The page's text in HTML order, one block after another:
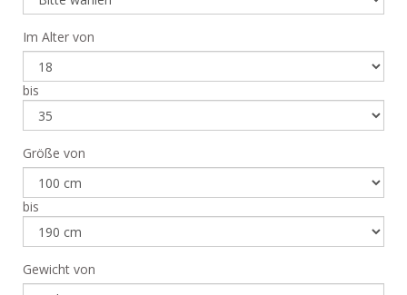
Im Alter von
bis
Größe von
bis
Gewicht von